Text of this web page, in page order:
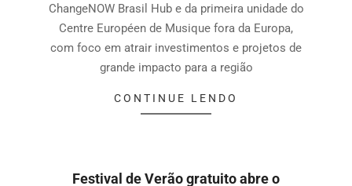
ChangeNOW Brasil Hub e da primeira unidade do
Centre Européen de Musique fora da Europa,
com foco em atrair investimentos e projetos de
grande impacto para a região
CONTINUE LENDO
Festival de Verão gratuito abre o